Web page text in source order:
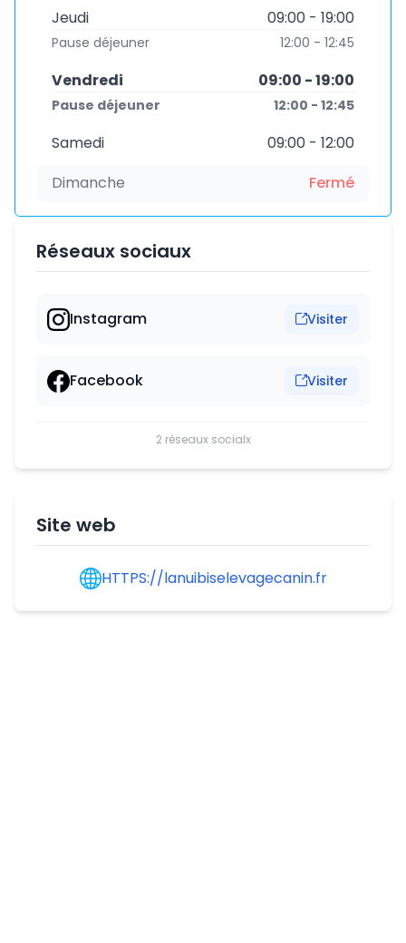
Jeudi 09:00 - 19:00
Pause déjeuner 12:00 - 12:45
Vendredi 09:00 - 19:00
Pause déjeuner 12:00 - 12:45
Samedi
09:00 - 12:00
Dimanche
Fermé
Réseaux sociaux
Instagram Visiter
Facebook Visiter
2 réseaux socialx
Site web
HTTPS://lanuibiselevagecanin.fr